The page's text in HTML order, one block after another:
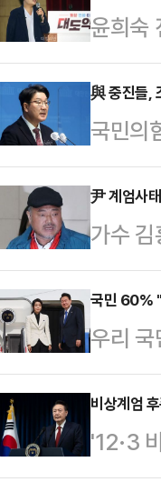
윤희숙
통령
이스북
계엄보
지금
상화냐
에 이
과시했
與 중진들,
국민의
를 모
도 직
어질
에서
교환했
출·박
치고
尹 계엄사
가수
누리꾼
들이대
핵에
꾼은 "
이에
엄은
글에는
국민 60%
우리
검 도
여론조
식으로
60.1%
비상계엄
'12·3
대통령